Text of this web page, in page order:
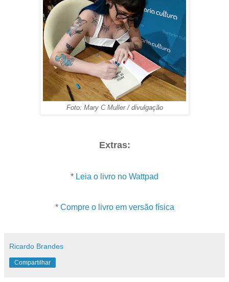
Foto: Mary C Muller / divulgação
Extras:
* Leia o livro no Wattpad
* Compre o livro em versão física
Ricardo Brandes
Compartilhar